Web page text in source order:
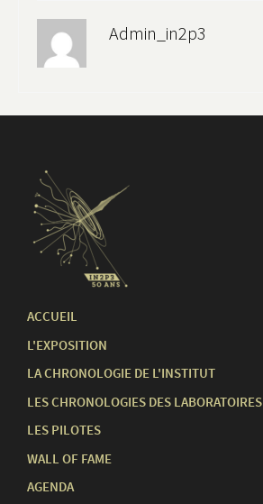
Admin_in2p3
ACCUEIL
L'EXPOSITION
LA CHRONOLOGIE DE L'INSTITUT
LES CHRONOLOGIES DES LABORATOIRES
LES PILOTES
WALL OF FAME
AGENDA